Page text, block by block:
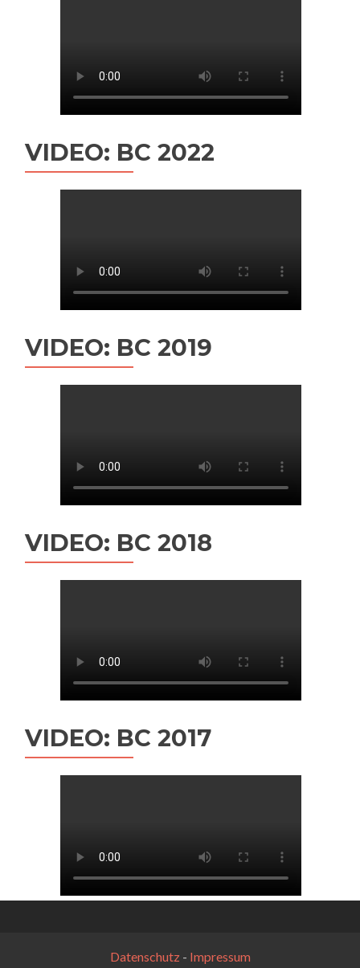
VIDEO: BC 2022
VIDEO: BC 2019
VIDEO: BC 2018
VIDEO: BC 2017
Datenschutz- Impressum